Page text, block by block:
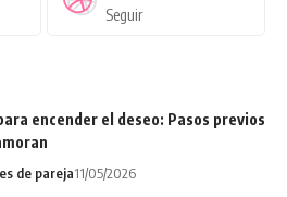
Seguir
encender el deseo: Pasos previos
de pareja11/05/2026